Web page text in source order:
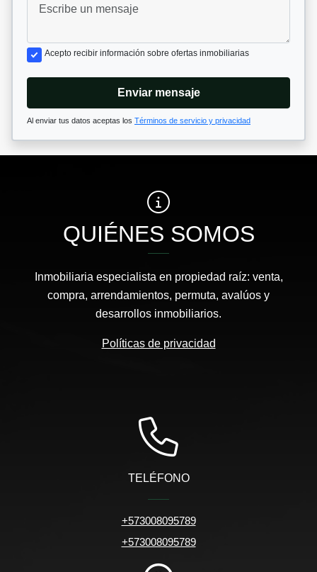
Acepto recibir información sobre ofertas inmobiliarias
Enviar mensaje
Al enviar tus datos aceptas los Términos de servicio y privacidad
QUIÉNES SOMOS
Inmobiliaria especialista en propiedad raíz: venta,
compra, arrendamientos, permuta, avalúos y
desarrollos inmobiliarios.
Políticas de privacidad
TELÉFONO
+573008095789
+573008095789